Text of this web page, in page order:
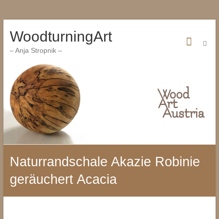
Inhalt
WoodturningArt
– Anja Stropnik –
Naturrandschale Akazie Robinie
geräuchert Acacia